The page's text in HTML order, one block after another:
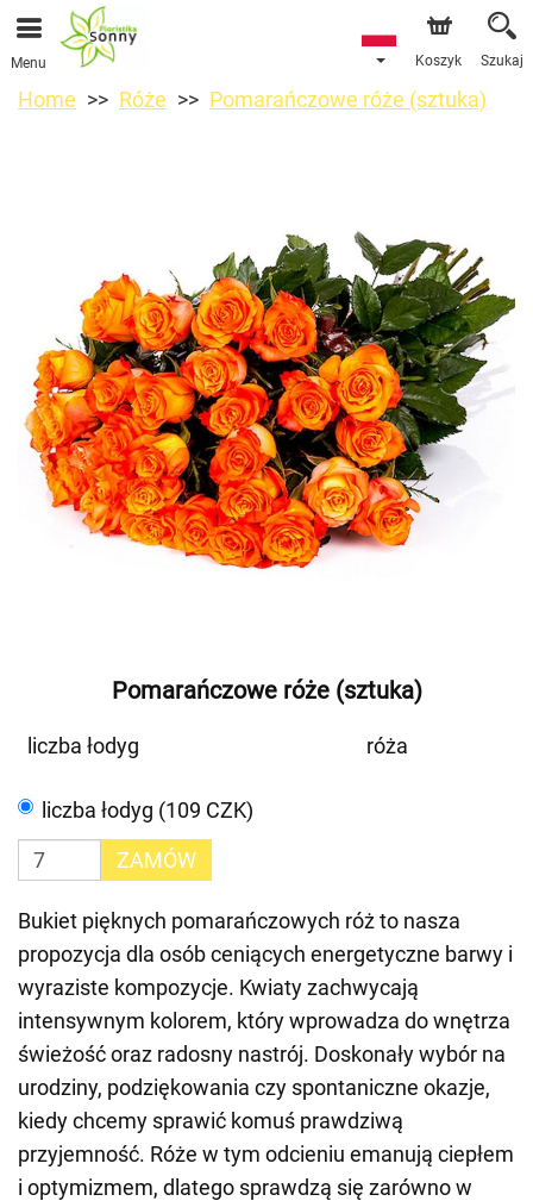
Menu Koszyk Szukaj
Home Róże Pomarańczowe róże (sztuka)
Pomarańczowe róże (sztuka)
liczba łodyg róża
liczba łodyg (109 CZK)
ZAMÓW
Bukiet pięknych pomarańczowych róż to nasza
propozycja dla osób ceniących energetyczne barwy i
wyraziste kompozycje. Kwiaty zachwycają
intensywnym kolorem, który wprowadza do wnętrza
świeżość oraz radosny nastrój. Doskonały wybór na
urodziny, podziękowania czy spontaniczne okazje,
kiedy chcemy sprawić komuś prawdziwą
przyjemność. Róże w tym odcieniu emanują ciepłem
i optymizmem, dlatego sprawdzą się zarówno w